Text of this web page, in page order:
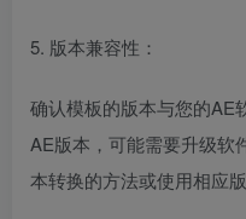
5. 版本兼容性：
确认模板的版本与您的AE
AE版本，可能需要升级软
本转换的方法或使用相应版